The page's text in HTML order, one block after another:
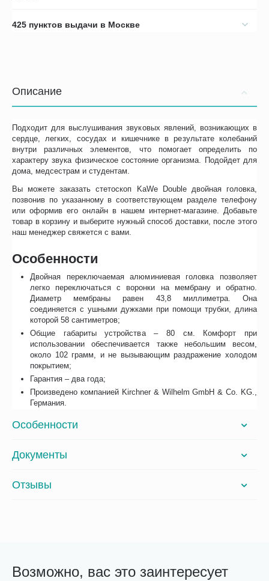
425 пунктов выдачи в Москве
Описание
Подходит для выслушивания звуковых явлений, возникающих в
сердце, легких, сосудах и кишечнике в результате колебаний
внутри различных элементов, что помогает определить по
характеру звука физическое состояние организма. Подойдет для
дома, медсестрам и студентам.
Вы можете заказать стетоскоп KaWe Double двойная головка,
позвонив по указанному в соответствующем разделе телефону
или оформив его онлайн в нашем интернет-магазине. Добавьте
товар в корзину и выберите нужный способ доставки, после этого
наш менеджер свяжется с вами.
Особенности
Двойная переключаемая алюминиевая головка позволяет
легко переключаться с воронки на мембрану и обратно.
Диаметр мембраны равен 43,8 миллиметра. Она
соединяется с ушными дужками при помощи трубки, длина
которой 58 сантиметров;
Общие габариты устройства – 80 см. Комфорт при
использовании обеспечивается также небольшим весом,
около 102 грамм, и не вызывающим раздражение холодом
покрытием;
Гарантия – два года;
Произведено компанией Kirchner & Wilhelm GmbH & Co. KG.,
Германия.
Особенности
Документы
Отзывы
Возможно, вас это заинтересует